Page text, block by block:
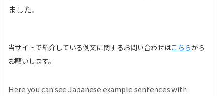
ました。
当サイトで紹介している例文に関するお問い合わせはこちらから
お願いします。
Here you can see Japanese example sentences with